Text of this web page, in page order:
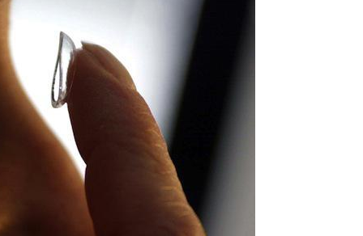
Grossesse et chaleur : ce
que dit la science
Le smartphone nuit-il à
l'apprentissage de la
lecture ?
Mordue par une tique en